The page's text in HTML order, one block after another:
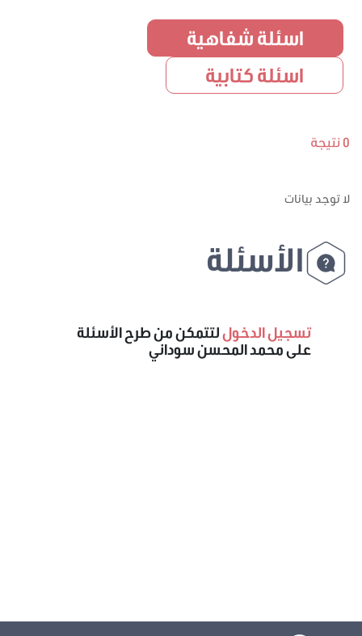
اسئلة شفاهية
اسئلة كتابية
0 نتيجة
لا توجد بيانات
الأسئلة
تسجيل الدخوللتتمكن من طرح الأسئلة
على محمد المحسن سوداني